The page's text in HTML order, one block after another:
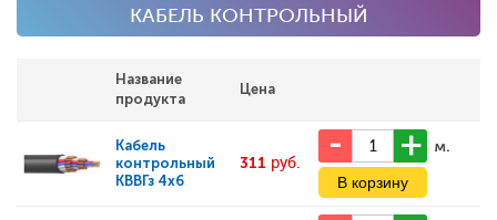
КАБЕЛЬ КОНТРОЛЬНЫЙ
Название
продукта
Цена
Кабель
контрольный
КВВГз 4х6
311 руб.
м.